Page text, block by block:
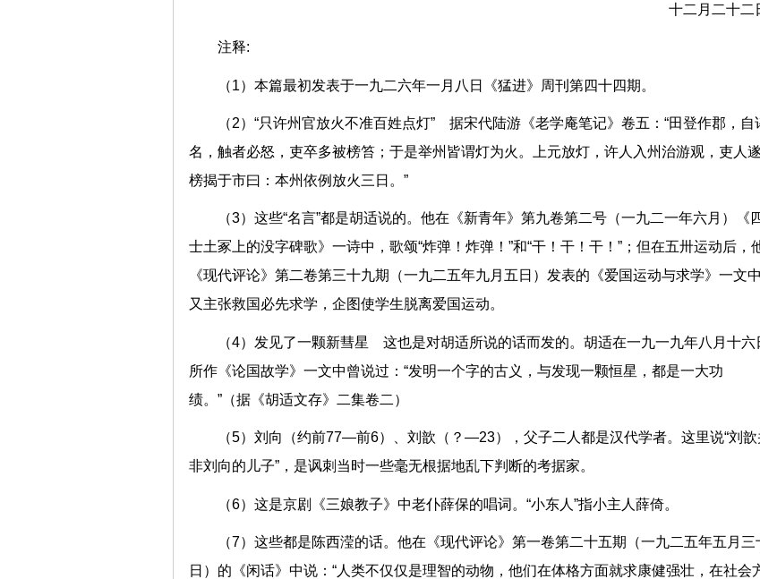
十二月二十二
注释:
（1）本篇最初发表于一九二六年一月八日《猛进》周刊第四十四期。
（2）“只许州官放火不准百姓点灯” 据宋代陆游《老学庵笔记》卷五：“田登作郡，自
名，触者必怒，吏卒多被榜笞；于是举州皆谓灯为火。上元放灯，许人入州治游观，吏人
榜揭于市曰：本州依例放火三日。”
（3）这些“名言”都是胡适说的。他在《新青年》第九卷第二号（一九二一年六月）《
士土冢上的没字碑歌》一诗中，歌颂“炸弹！炸弹！”和“干！干！干！”；但在五卅运动后，
《现代评论》第二卷第三十九期（一九二五年九月五日）发表的《爱国运动与求学》一文中
又主张救国必先求学，企图使学生脱离爱国运动。
（4）发见了一颗新彗星 这也是对胡适所说的话而发的。胡适在一九一九年八月十六
所作《论国故学》一文中曾说过：“发明一个字的古义，与发现一颗恒星，都是一大功
绩。”（据《胡适文存》二集卷二）
（5）刘向（约前77—前6）、刘歆（？—23），父子二人都是汉代学者。这里说“刘歆
非刘向的儿子”，是讽刺当时一些毫无根据地乱下判断的考据家。
（6）这是京剧《三娘教子》中老仆薛保的唱词。“小东人”指小主人薛倚。
（7）这些都是陈西滢的话。他在《现代评论》第一卷第二十五期（一九二五年五月三
日）的《闲话》中说：“人类不仅仅是理智的动物，他们在体格方面就求康健强壮，在社会